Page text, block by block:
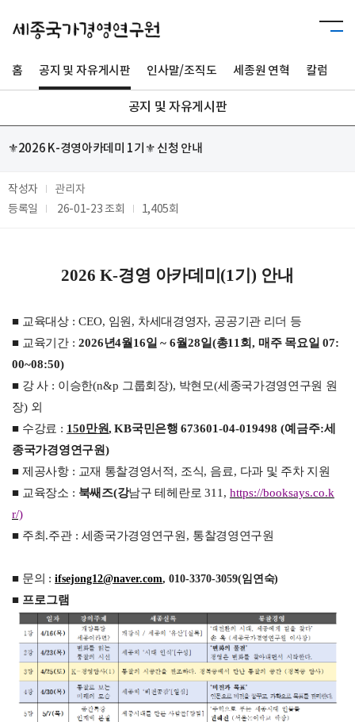
홈 공지 및 자유게시판 인사말/조직도 세종원 연혁 칼럼
공지 및 자유게시판
⚜️2026 K-경영아카데미 1기⚜️ 신청 안내
작성자
관리자
등록일
26-01-23조회 1,405회
2026 K-경영 아카데미 (1기) 안내
■ 교육대상 : CEO, 임원 , 차세대경영자, 공공기관 리더 등
■ 교육기간 : 2026년4월 16일~ 6월28일(총11 회, 매주 목요일07:
00~08:50)
■ 강 사 : 이승한(n&p 그룹회장), 박현모(세종국가경영연구원 원
장) 외
■ 수강료 : 150만원, KB국민은행673601-04-019498 (예금주:세
종국가경영연구원)
■ 제공사항 : 교재 통찰경영서적, 조식, 음료, 다과 및 주차 지원
■ 교육장소 : 북쌔즈(강남구 테헤란로 311, https://booksays.co.k
r/)
■ 주최 .주관 : 세종국가경영연구원 , 통찰경영연구원
■ 문의 :ifsejong12@naver.com, 010-3370-3059(임연숙)
■ 프로그램